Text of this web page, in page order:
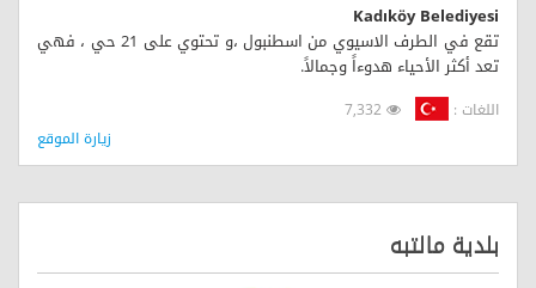
Kadıköy Belediyesi
تقع في الطرف الاسيوي من اسطنبول ،و تحتوي على 21 حي ، فهي
تعد أكثر الأحياء هدوءاً وجمالاً.
اللغات :
زيارة الموقع
بلدية مالتبه